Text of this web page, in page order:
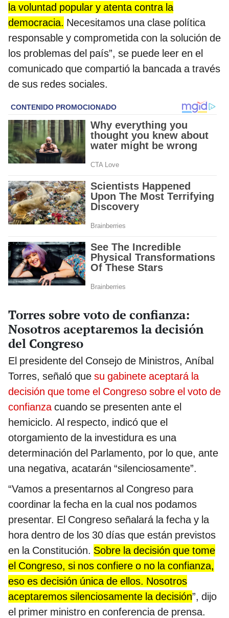
la voluntad popular y atenta contra la
democracia. Necesitamos una clase política
responsable y comprometida con la solución de
los problemas del país”, se puede leer en el
comunicado que compartió la bancada a través
de sus redes sociales.
Torres sobre voto de confianza:
Nosotros aceptaremos la decisión
del Congreso
El presidente del Consejo de Ministros, Aníbal
Torres, señaló que su gabinete aceptará la
decisión que tome el Congreso sobre el voto de
confianza cuando se presenten ante el
hemiciclo. Al respecto, indicó que el
otorgamiento de la investidura es una
determinación del Parlamento, por lo que, ante
una negativa, acatarán “silenciosamente”.
“Vamos a presentarnos al Congreso para
coordinar la fecha en la cual nos podamos
presentar. El Congreso señalará la fecha y la
hora dentro de los 30 días que están previstos
en la Constitución. Sobre la decisión que tome
el Congreso, si nos confiere o no la confianza,
eso es decisión única de ellos. Nosotros
aceptaremos silenciosamente la decisión”, dijo
el primer ministro en conferencia de prensa.